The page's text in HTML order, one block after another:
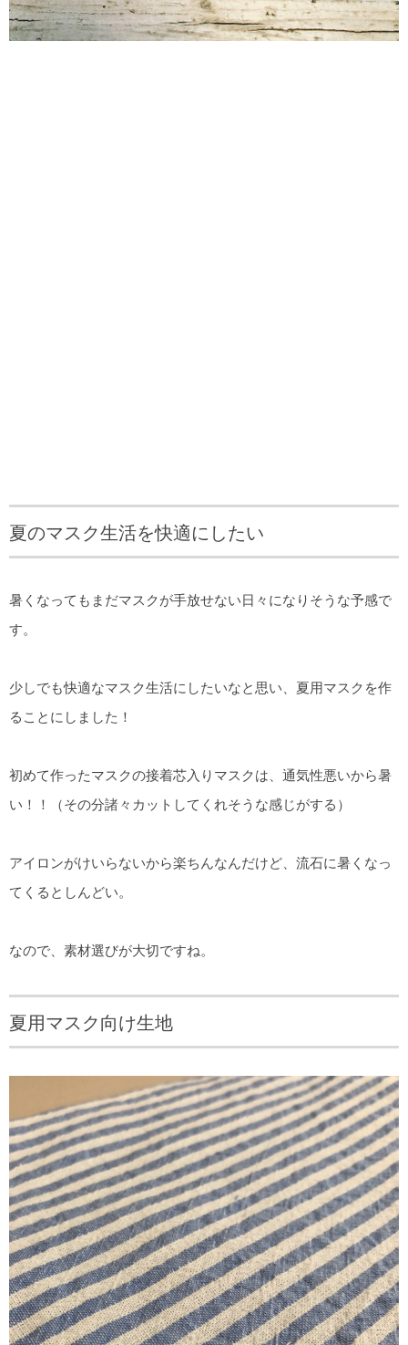
夏のマスク生活を快適にしたい
暑くなってもまだマスクが手放せない日々になりそうな予感で
す。
少しでも快適なマスク生活にしたいなと思い、夏用マスクを作
ることにしました！
初めて作ったマスクの接着芯入りマスクは、通気性悪いから暑
い！！（その分諸々カットしてくれそうな感じがする）
アイロンがけいらないから楽ちんなんだけど、流石に暑くなっ
てくるとしんどい。
なので、素材選びが大切ですね。
夏用マスク向け生地